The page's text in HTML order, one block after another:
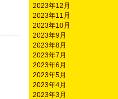
2023年12月
2023年11月
2023年10月
2023年9月
2023年8月
2023年7月
2023年6月
2023年5月
2023年4月
2023年3月